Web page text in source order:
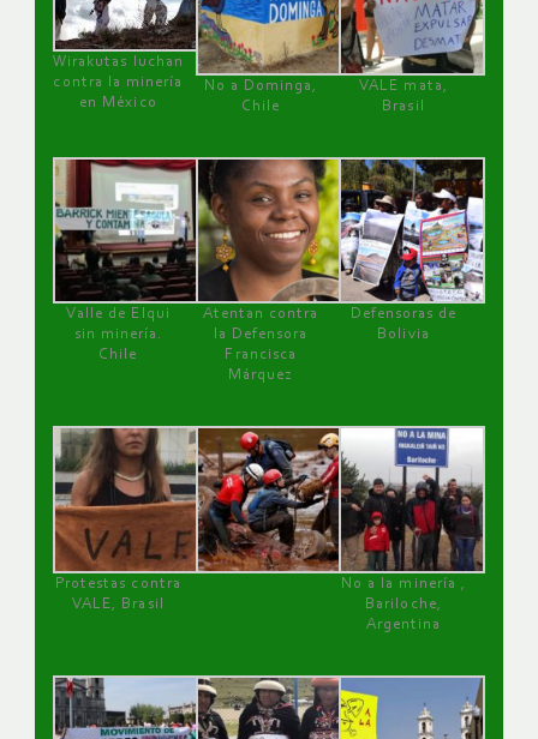
Wirakutas luchan
contra la minería
en México
No a Dominga,
Chile
VALE mata,
Brasil
Valle de Elqui
sin minería.
Chile
Atentan contra
la Defensora
Francisca
Márquez
Defensoras de
Bolivia
Protestas contra
VALE, Brasil
No a la minería ,
Bariloche,
Argentina